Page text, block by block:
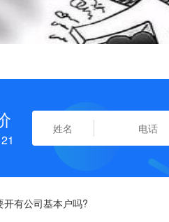
有公司基本户吗?